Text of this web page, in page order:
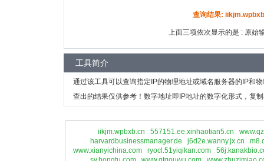
查询结果:
上面三项依次显示的是 : 原始
工具简介
通过该工具可以查询指定IP的物理地址或域名服务器的IP和
查出的结果仅供参考！数字地址即IP地址的数字化形式，复
iikjm.wpbxb.cn 557151.ee.xinhaotian5.cn
harvardbusinessmanager.de
j6d2e.wanny.jx.cn
www.xianyichina.com
ryocl.51yiqikan.com